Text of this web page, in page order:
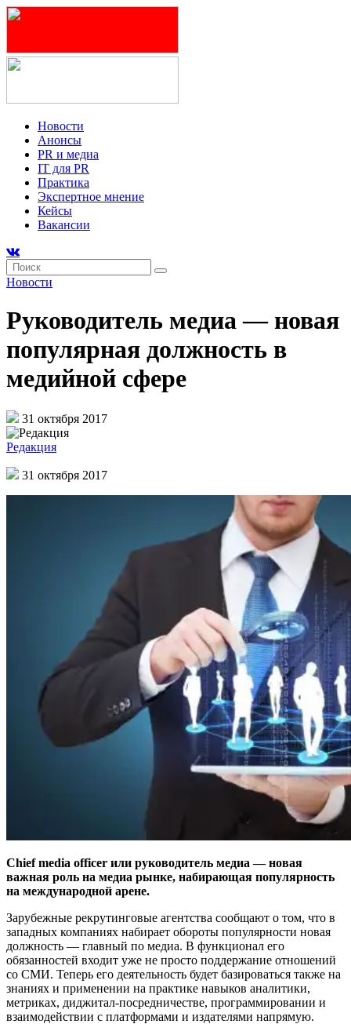
Новости
Анонсы
PR и медиа
IT для PR
Практика
Экспертное мнение
Кейсы
Вакансии
Новости
Руководитель медиа — новая
популярная должность в
медийной сфере
31 октября 2017
Редакция
31 октября 2017
Chief media officer или руководитель медиа — новая
важная роль на медиа рынке, набирающая популярность
на международной арене.
Зарубежные рекрутинговые агентства сообщают о том, что в
западных компаниях набирает обороты популярности новая
должность — главный по медиа. В функционал его
обязанностей входит уже не просто поддержание отношений
со СМИ. Теперь его деятельность будет базироваться также на
знаниях и применении на практике навыков аналитики,
метриках, диджитал-посредничестве, программировании и
взаимодействии с платформами и издателями напрямую.